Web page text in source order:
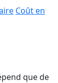
Coût en
que de